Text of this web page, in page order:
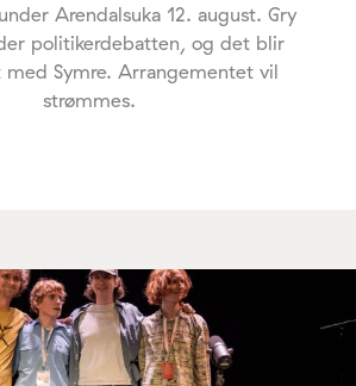
Arendalsuka 12. august. Gry
politikerdebatten, og det blir
med Symre. Arrangementet vil
strømmes.